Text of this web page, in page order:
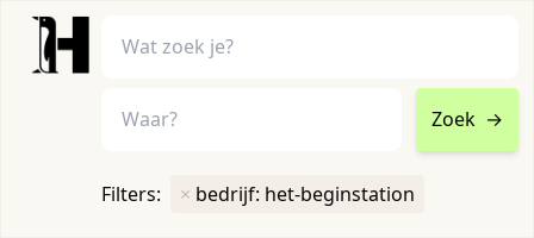
Zoek →
Filters: × bedrijf: het-beginstation